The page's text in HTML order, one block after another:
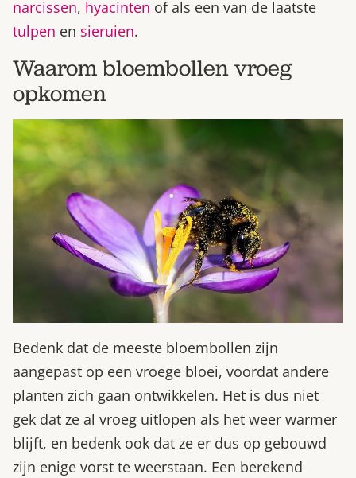
narcissen, hyacinten of als een van de laatste
tulpen en sieruien.
Waarom bloembollen vroeg
opkomen
Bedenk dat de meeste bloembollen zijn
aangepast op een vroege bloei, voordat andere
planten zich gaan ontwikkelen. Het is dus niet
gek dat ze al vroeg uitlopen als het weer warmer
blijft, en bedenk ook dat ze er dus op gebouwd
zijn enige vorst te weerstaan. Een berekend